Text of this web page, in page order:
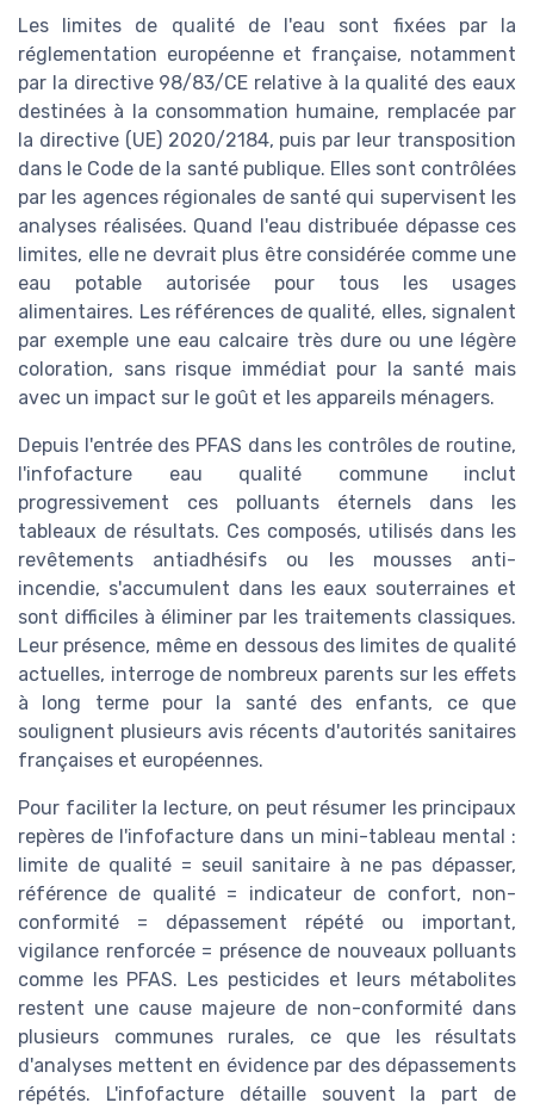
Les limites de qualité de l'eau sont fixées par la
réglementation européenne et française, notamment
par la directive 98/83/CE relative à la qualité des eaux
destinées à la consommation humaine, remplacée par
la directive (UE) 2020/2184, puis par leur transposition
dans le Code de la santé publique. Elles sont contrôlées
par les agences régionales de santé qui supervisent les
analyses réalisées. Quand l'eau distribuée dépasse ces
limites, elle ne devrait plus être considérée comme une
eau potable autorisée pour tous les usages
alimentaires. Les références de qualité, elles, signalent
par exemple une eau calcaire très dure ou une légère
coloration, sans risque immédiat pour la santé mais
avec un impact sur le goût et les appareils ménagers.
Depuis l'entrée des PFAS dans les contrôles de routine,
l'infofacture eau qualité commune inclut
progressivement ces polluants éternels dans les
tableaux de résultats. Ces composés, utilisés dans les
revêtements antiadhésifs ou les mousses anti-
incendie, s'accumulent dans les eaux souterraines et
sont difficiles à éliminer par les traitements classiques.
Leur présence, même en dessous des limites de qualité
actuelles, interroge de nombreux parents sur les effets
à long terme pour la santé des enfants, ce que
soulignent plusieurs avis récents d'autorités sanitaires
françaises et européennes.
Pour faciliter la lecture, on peut résumer les principaux
repères de l'infofacture dans un mini-tableau mental :
limite de qualité = seuil sanitaire à ne pas dépasser,
référence de qualité = indicateur de confort, non-
conformité = dépassement répété ou important,
vigilance renforcée = présence de nouveaux polluants
comme les PFAS. Les pesticides et leurs métabolites
restent une cause majeure de non-conformité dans
plusieurs communes rurales, ce que les résultats
d'analyses mettent en évidence par des dépassements
répétés. L'infofacture détaille souvent la part de